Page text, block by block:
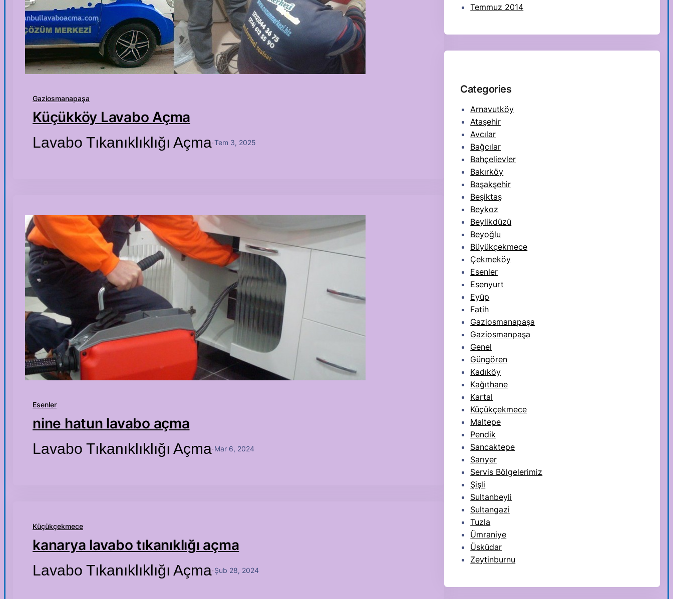
Gaziosmanapaşa
Küçükköy Lavabo Açma
Lavabo Tıkanıklıklığı Açma·Tem 3, 2025
Esenler
nine hatun lavabo açma
Lavabo Tıkanıklıklığı Açma·Mar 6, 2024
Küçükçekmece
kanarya lavabo tıkanıklığı açma
Lavabo Tıkanıklıklığı Açma·Şub 28, 2024
Temmuz 2014
Categories
Arnavutköy
Ataşehir
Avcılar
Bağcılar
Bahçelievler
Bakırköy
Başakşehir
Beşiktaş
Beykoz
Beylikdüzü
Beyoğlu
Büyükçekmece
Çekmeköy
Esenler
Esenyurt
Eyüp
Fatih
Gaziosmanapaşa
Gaziosmanpaşa
Genel
Güngören
Kadıköy
Kağıthane
Kartal
Küçükçekmece
Maltepe
Pendik
Sancaktepe
Sarıyer
Servis Bölgelerimiz
Şişli
Sultanbeyli
Sultangazi
Tuzla
Ümraniye
Üsküdar
Zeytinburnu